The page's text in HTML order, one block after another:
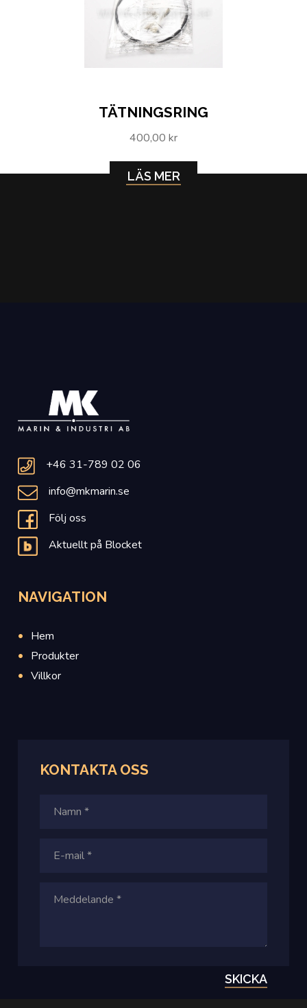
TÄTNINGSRING
400,00 kr
LÄS MER
+46 31-789 02 06
info@mkmarin.se
Följ oss
Aktuellt på Blocket
NAVIGATION
Hem
Produkter
Villkor
KONTAKTA OSS
SKICKA